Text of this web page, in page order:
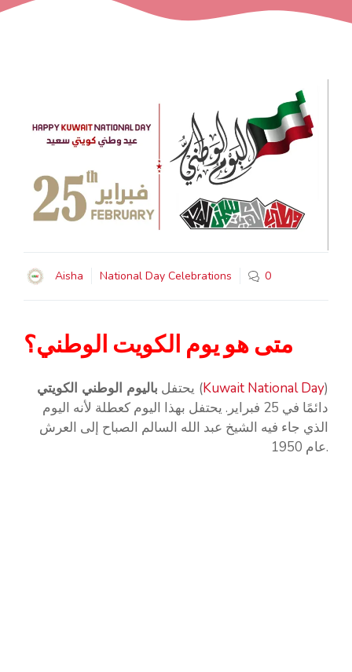
Aisha National Day Celebrations 0
متى هو يوم الكويت الوطني؟
يحتفل (Kuwait National Day)
دائمًا في 25 فبراير. يحتفل بهذا اليوم كعطلة لأنه اليوم
الذي جاء فيه الشيخ عبد الله السالم الصباح إلى العرش
عام 1950.